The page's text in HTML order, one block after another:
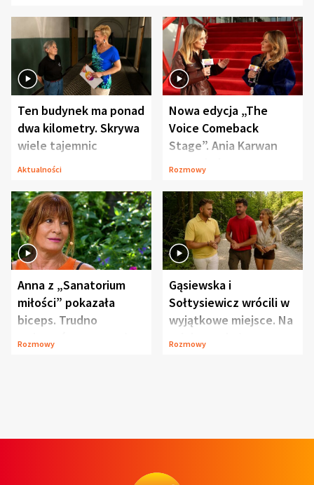
Ten budynek ma ponad
dwa kilometry. Skrywa
wiele tajemnic
Aktualności
Nowa edycja „The
Voice Comeback
Stage”. Ania Karwan
zapowiada
Rozmowy
Anna z „Sanatorium
miłości” pokazała
biceps. Trudno
uwierzyć, co przeszła
Rozmowy
Gąsiewska i
Sołtysiewicz wrócili w
wyjątkowe miejsce. Na
szlaku czekał
Rozmowy